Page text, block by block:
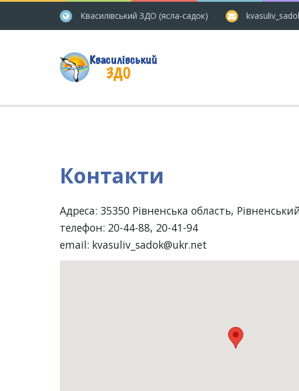
Квасилівський ЗДО (ясла-садок)
Контакти
Адреса: 35350 Рівненська область,
телефон: 20-44-88, 20-41-94
email: kvasuliv_sadok@ukr.net